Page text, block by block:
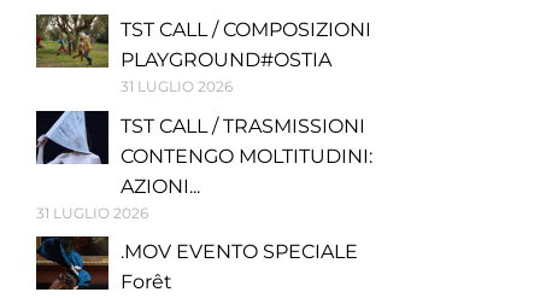
TST CALL / COMPOSIZIONI
PLAYGROUND#OSTIA
31 LUGLIO 2026
TST CALL / TRASMISSIONI
CONTENGO MOLTITUDINI:
AZIONI...
31 LUGLIO 2026
.MOV EVENTO SPECIALE
Forêt